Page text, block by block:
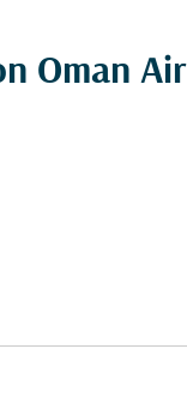
Oman Air